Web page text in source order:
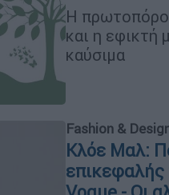
Η
και η εφικτή
καύσιμα
Fashion &
Κλόε Μαλ:
επικεφαλής